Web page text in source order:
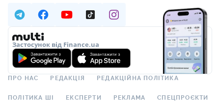
Застосунок від Finance.ua
ПРО НАС РЕДАКЦІЯ РЕДАКЦІЙНА ПОЛІТИКА
ПОЛІТИКА ШІ ЕКСПЕРТИ РЕКЛАМА СПЕЦПРОЄКТИ